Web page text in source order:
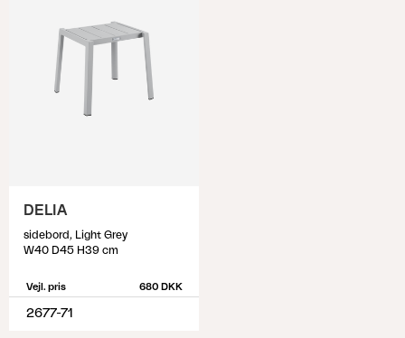
DELIA
sidebord, Light Grey
W40 D45 H39 cm
Vejl. pris 680 DKK
2677-71